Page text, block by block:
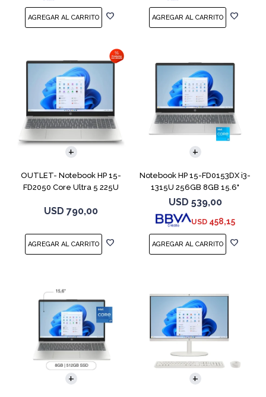
OUTLET- Notebook HP 15-
FD2050 Core Ultra 5 225U
USD 790,00
Notebook HP 15-FD0153DX i3-
1315U 256GB 8GB 15.6"
Touch
USD 539,00
USD 458,15
COMPARAR
COMPARAR